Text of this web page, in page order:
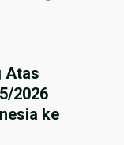
Atas
2026
ke